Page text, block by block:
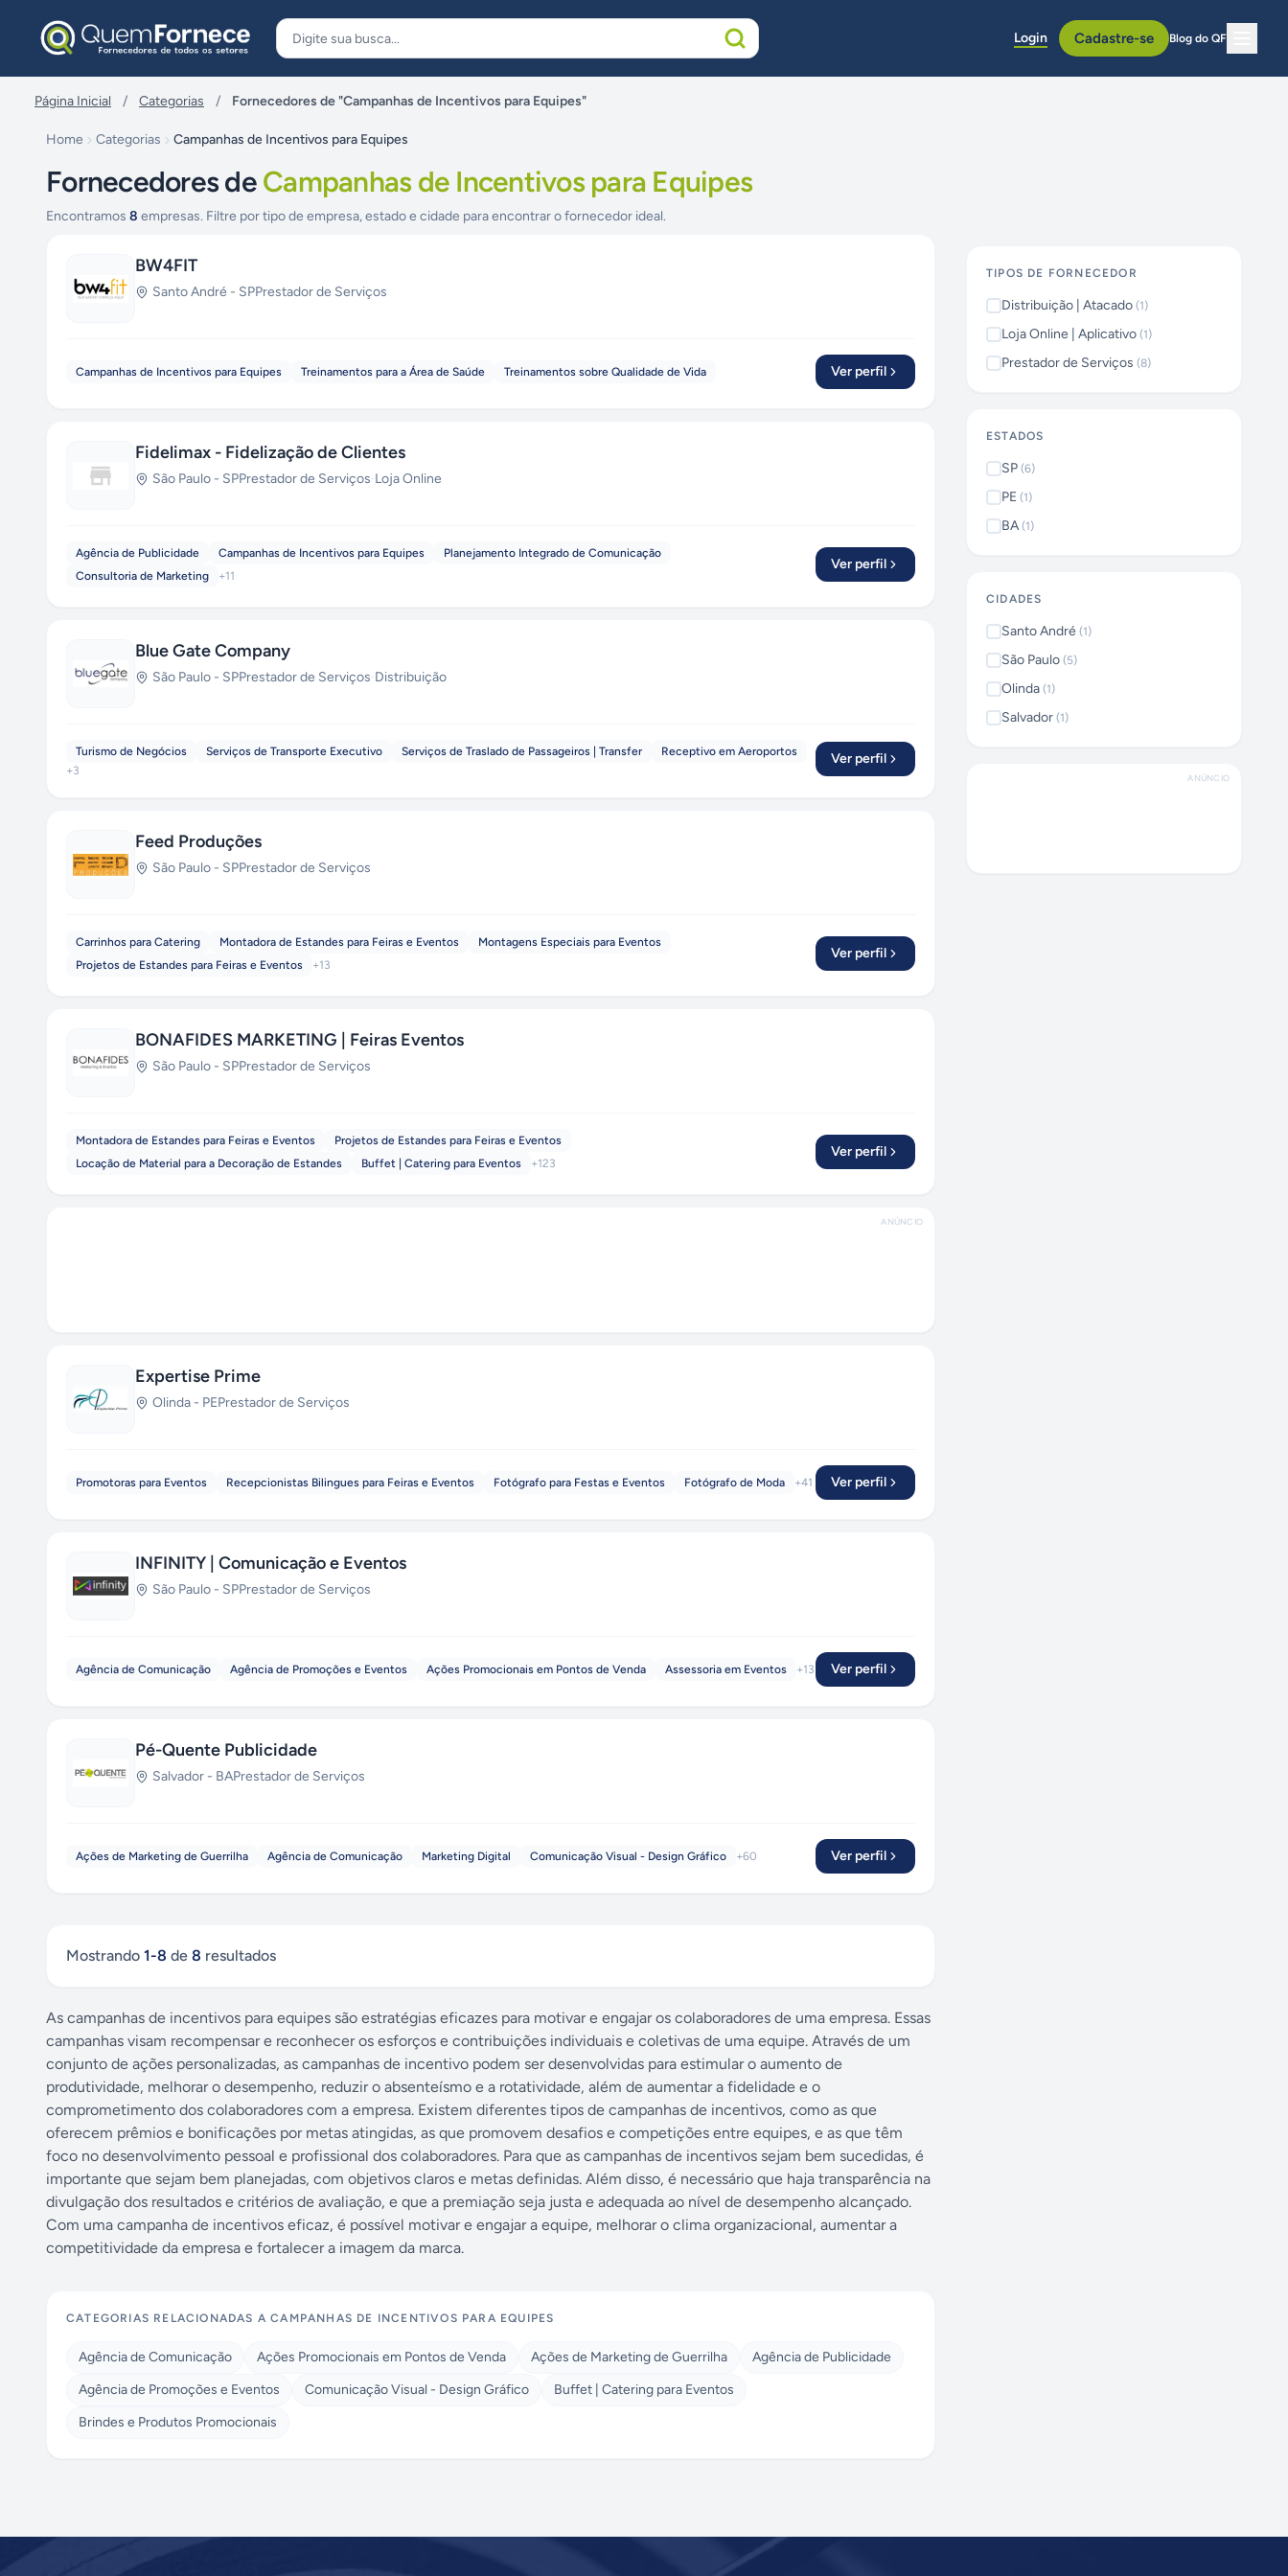
Login Cadastre-se Blog do QF
Página Inicial / Categorias / Fornecedores de "Campanhas de Incentivos para Equipes"
Home Categorias Campanhas de Incentivos para Equipes
Fornecedores deCampanhas de Incentivos para Equipes
Encontramos 8 empresas. Filtre por tipo de empresa, estado e cidade para encontrar o fornecedor ideal.
BW4FIT
Santo André - SPPrestador de Serviços
Campanhas de Incentivos para Equipes Treinamentos para a Área de Saúde Treinamentos sobre Qualidade de Vida Ver perfil
Fidelimax - Fidelização de Clientes
São Paulo - SPPrestador de Serviços·Loja Online
Agência de Publicidade Campanhas de Incentivos para Equipes
Planejamento Integrado de Comunicação
Consultoria de Marketing
+11
Ver perfil
Blue Gate Company
São Paulo - SPPrestador de Serviços·Distribuição
Turismo de Negócios Serviços de Transporte Executivo Serviços de Traslado de Passageiros | Transfer
Receptivo em Aeroportos
+3
Ver perfil
Feed Produções
São Paulo - SPPrestador de Serviços
Carrinhos para Catering Montadora de Estandes para Feiras e Eventos
Montagens Especiais para Eventos
Projetos de Estandes para Feiras e Eventos
+13
Ver perfil
BONAFIDES MARKETING | Feiras Eventos
São Paulo - SPPrestador de Serviços
Montadora de Estandes para Feiras e Eventos
Projetos de Estandes para Feiras e Eventos
Locação de Material para a Decoração de Estandes
Buffet | Catering para Eventos +123
Ver perfil
ANÚNCIO
Expertise Prime
Olinda - PEPrestador de Serviços
Promotoras para Eventos Recepcionistas Bilingues para Feiras e Eventos Fotógrafo para Festas e Eventos Fotógrafo de Moda +41 Ver perfil
INFINITY | Comunicação e Eventos
São Paulo - SPPrestador de Serviços
Agência de Comunicação Agência de Promoções e Eventos Ações Promocionais em Pontos de Venda Assessoria em Eventos +13 Ver perfil
Pé-Quente Publicidade
Salvador - BAPrestador de Serviços
Ações de Marketing de Guerrilha Agência de Comunicação Marketing Digital Comunicação Visual - Design Gráfico +60 Ver perfil
Mostrando 1-8 de 8 resultados
As campanhas de incentivos para equipes são estratégias eficazes para motivar e engajar os colaboradores de uma empresa. Essas
campanhas visam recompensar e reconhecer os esforços e contribuições individuais e coletivas de uma equipe. Através de um
conjunto de ações personalizadas, as campanhas de incentivo podem ser desenvolvidas para estimular o aumento de
produtividade, melhorar o desempenho, reduzir o absenteísmo e a rotatividade, além de aumentar a fidelidade e o
comprometimento dos colaboradores com a empresa. Existem diferentes tipos de campanhas de incentivos, como as que
oferecem prêmios e bonificações por metas atingidas, as que promovem desafios e competições entre equipes, e as que têm
foco no desenvolvimento pessoal e profissional dos colaboradores. Para que as campanhas de incentivos sejam bem sucedidas, é
importante que sejam bem planejadas, com objetivos claros e metas definidas. Além disso, é necessário que haja transparência na
divulgação dos resultados e critérios de avaliação, e que a premiação seja justa e adequada ao nível de desempenho alcançado.
Com uma campanha de incentivos eficaz, é possível motivar e engajar a equipe, melhorar o clima organizacional, aumentar a
competitividade da empresa e fortalecer a imagem da marca.
CATEGORIAS RELACIONADAS ACAMPANHAS DE INCENTIVOS PARA EQUIPES
Agência de Comunicação Ações Promocionais em Pontos de Venda Ações de Marketing de Guerrilha
Agência de Publicidade
Agência de Promoções e Eventos
Comunicação Visual - Design Gráfico
Buffet | Catering para Eventos
Brindes e Produtos Promocionais
TIPOS DE FORNECEDOR
Distribuição | Atacado (1)
Loja Online | Aplicativo (1)
Prestador de Serviços (8)
ESTADOS
SP (6)
PE (1)
BA (1)
CIDADES
Santo André (1)
São Paulo (5)
Olinda (1)
Salvador (1)
ANÚNCIO